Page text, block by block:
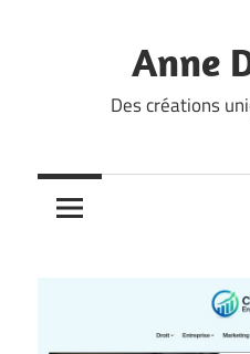
Anne
Des créations